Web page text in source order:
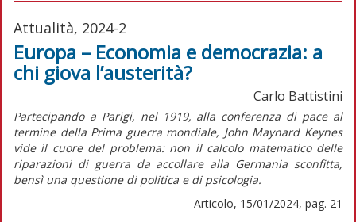
Attualità, 2024-2
Europa – Economia e democrazia: a
chi giova l’austerità?
Carlo Battistini
Partecipando a Parigi, nel 1919, alla conferenza di pace al
termine della Prima guerra mondiale, John Maynard Keynes
vide il cuore del problema: non il calcolo matematico delle
riparazioni di guerra da accollare alla Germania sconfitta,
bensì una questione di politica e di psicologia.
Articolo, 15/01/2024, pag. 21